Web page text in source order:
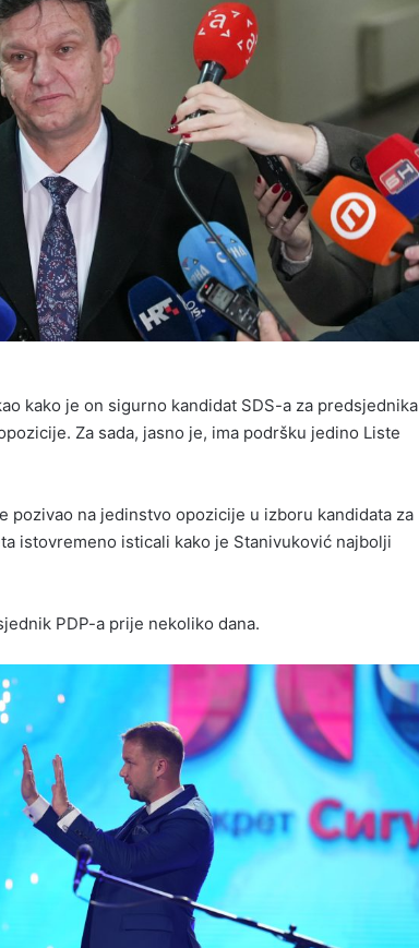
kako je on sigurno kandidat SDS-a za predsjednika
Za sada, jasno je, ima podršku jedino Liste
pozivao na jedinstvo opozicije u izboru kandidata za
istovremeno isticali kako je Stanivuković najbolji
PDP-a prije nekoliko dana.